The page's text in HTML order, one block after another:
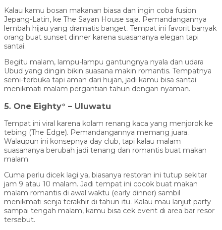
Kalau kamu bosan makanan biasa dan ingin coba fusion
Jepang-Latin, ke The Sayan House saja. Pemandangannya
lembah hijau yang dramatis banget. Tempat ini favorit banyak
orang buat sunset dinner karena suasananya elegan tapi
santai.
Begitu malam, lampu-lampu gantungnya nyala dan udara
Ubud yang dingin bikin suasana makin romantis. Tempatnya
semi-terbuka tapi aman dari hujan, jadi kamu bisa santai
menikmati malam pergantian tahun dengan nyaman.
5. One Eighty° – Uluwatu
Tempat ini viral karena kolam renang kaca yang menjorok ke
tebing (The Edge). Pemandangannya memang juara.
Walaupun ini konsepnya day club, tapi kalau malam
suasananya berubah jadi tenang dan romantis buat makan
malam.
Cuma perlu dicek lagi ya, biasanya restoran ini tutup sekitar
jam 9 atau 10 malam. Jadi tempat ini cocok buat makan
malam romantis di awal waktu (early dinner) sambil
menikmati senja terakhir di tahun itu. Kalau mau lanjut party
sampai tengah malam, kamu bisa cek event di area bar resor
tersebut.